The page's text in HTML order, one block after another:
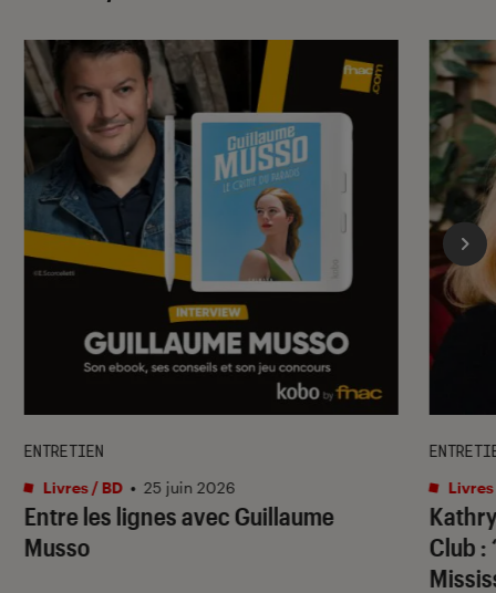
Entre les lignes avec Guillaume
Musso
ENTRETIEN
Livres / BD • 25 juin 2026
Club :
Livres